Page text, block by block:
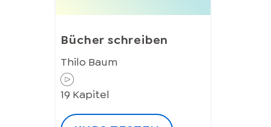
Bücher schreiben
Thilo Baum
19 Kapitel